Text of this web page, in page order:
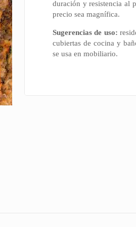
duración y resistencia al
precio sea magnífica.
Sugerencias de uso:
cubiertas de cocina y
se usa en mobiliario.